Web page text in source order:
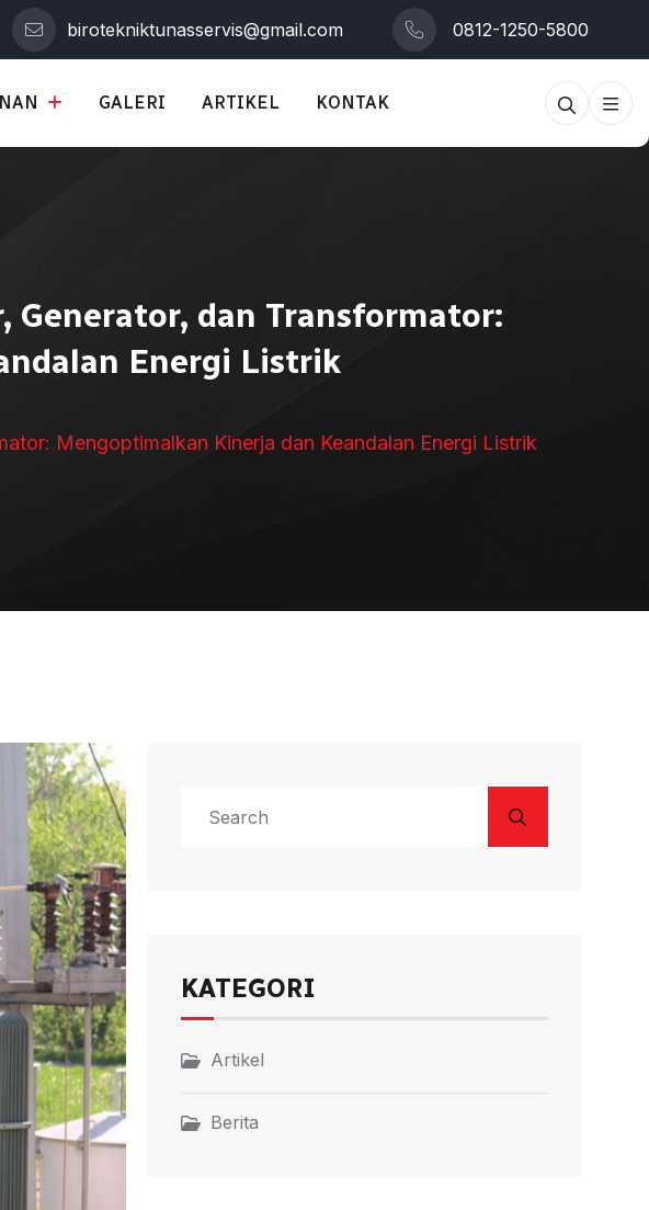
birotekniktunasservis@gmail.com 0812-1250-5800
GALERI ARTIKEL KONTAK
Generator, dan Transformator:
Energi Listrik
Mengoptimalkan Kinerja dan Keandalan Energi Listrik
KATEGORI
Artikel
Berita